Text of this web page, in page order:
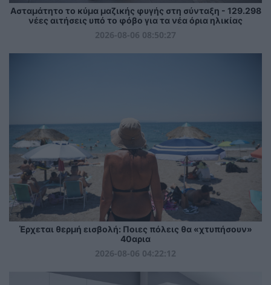
Ασταμάτητο το κύμα μαζικής φυγής στη σύνταξη - 129.298
νέες αιτήσεις υπό το φόβο για τα νέα όρια ηλικίας
2026-08-06 08:50:27
Έρχεται θερμή εισβολή: Ποιες πόλεις θα «χτυπήσουν»
40αρια
2026-08-06 04:22:12